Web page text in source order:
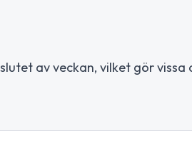
av veckan, vilket gör